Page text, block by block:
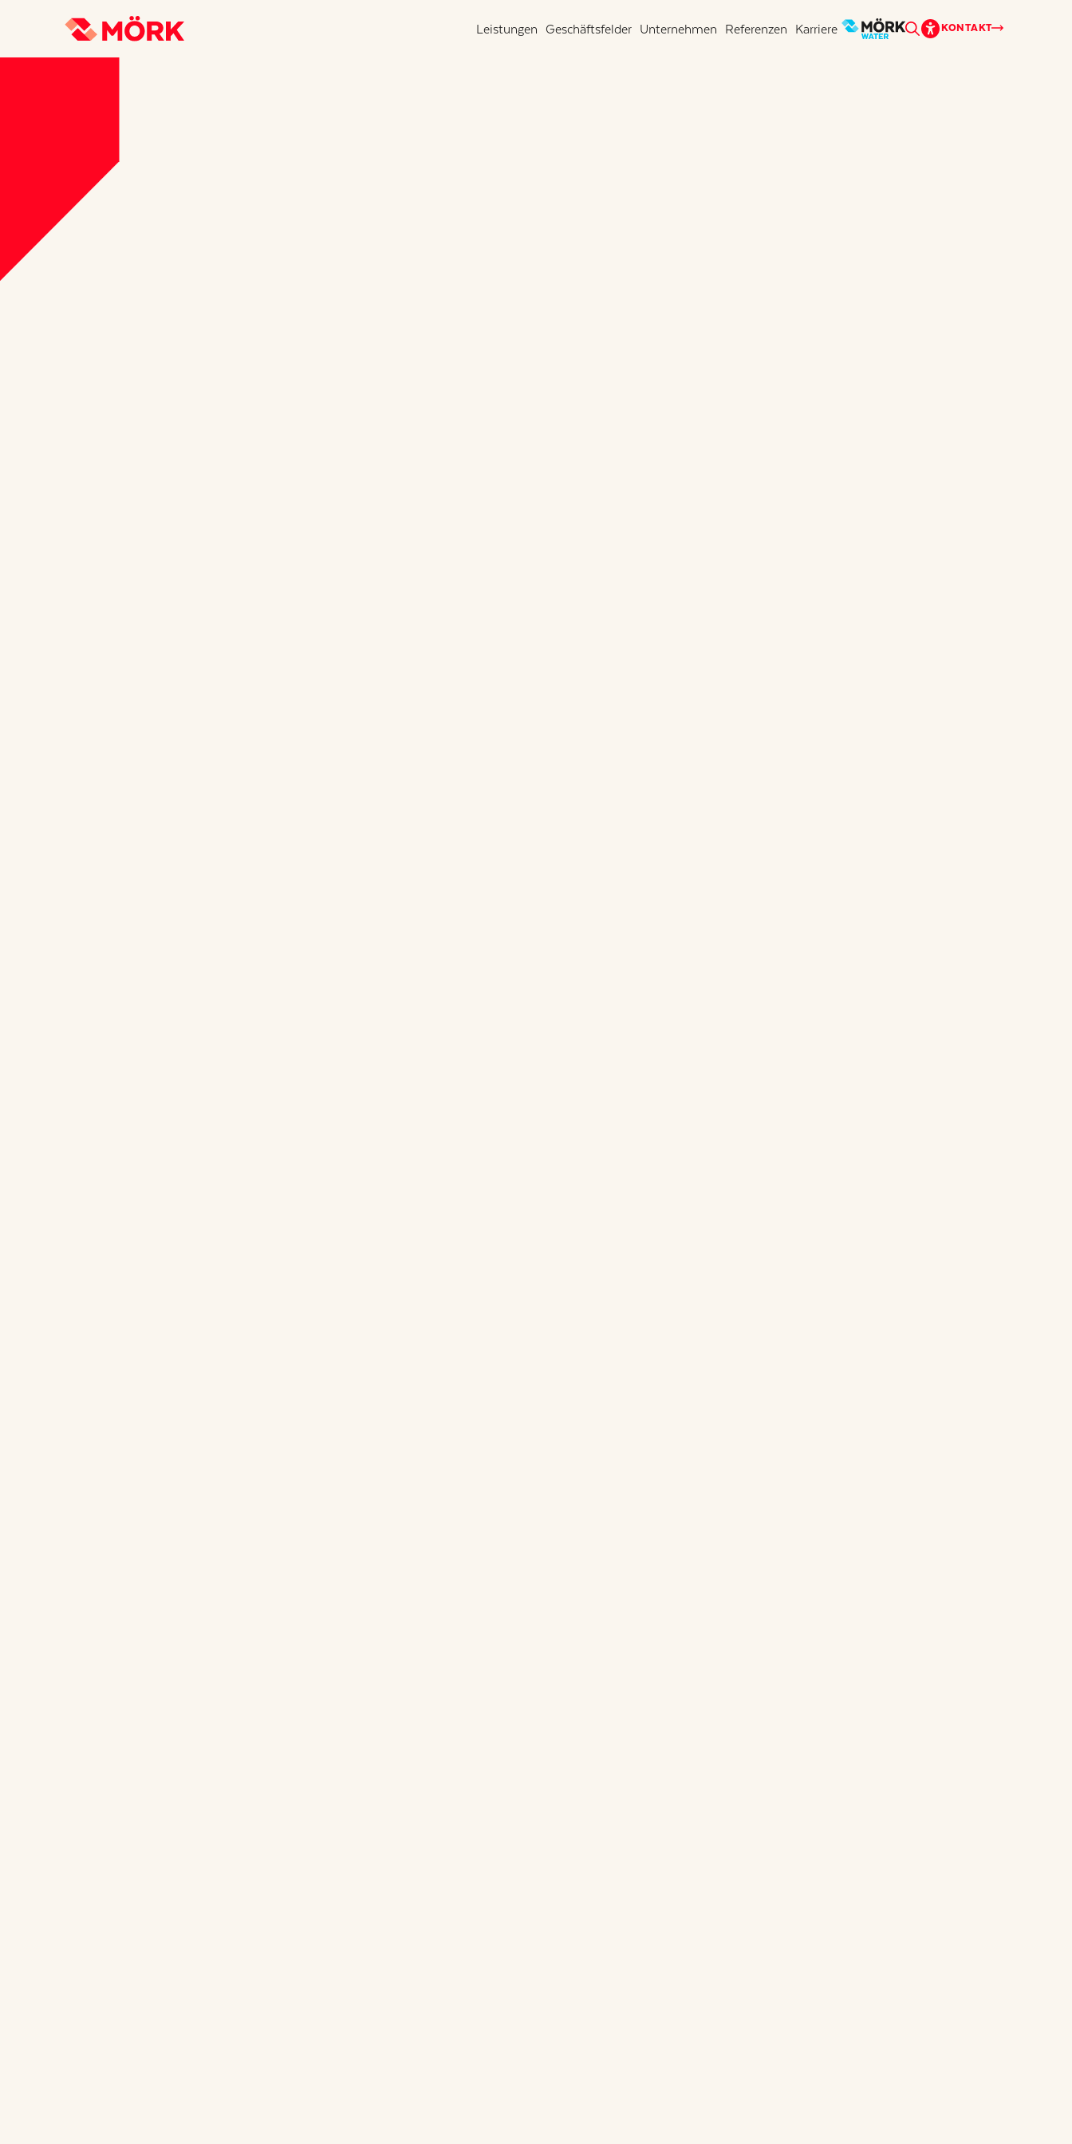
Leistungen Geschäftsfelder Unternehmen Referenzen Karriere KONTAKT